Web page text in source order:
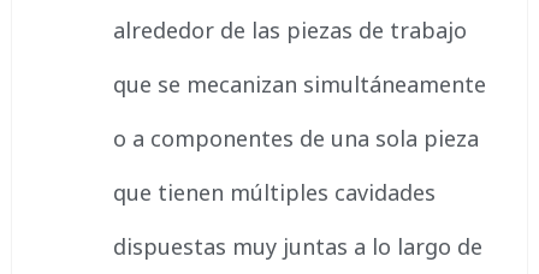
alrededor de las piezas de trabajo
que se mecanizan simultáneamente
o a componentes de una sola pieza
que tienen múltiples cavidades
dispuestas muy juntas a lo largo de